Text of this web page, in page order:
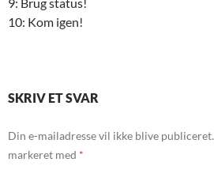
10: Kom igen!
SKRIV ET SVAR
Din e-mailadresse vil ikke blive publiceret.
markeret med *